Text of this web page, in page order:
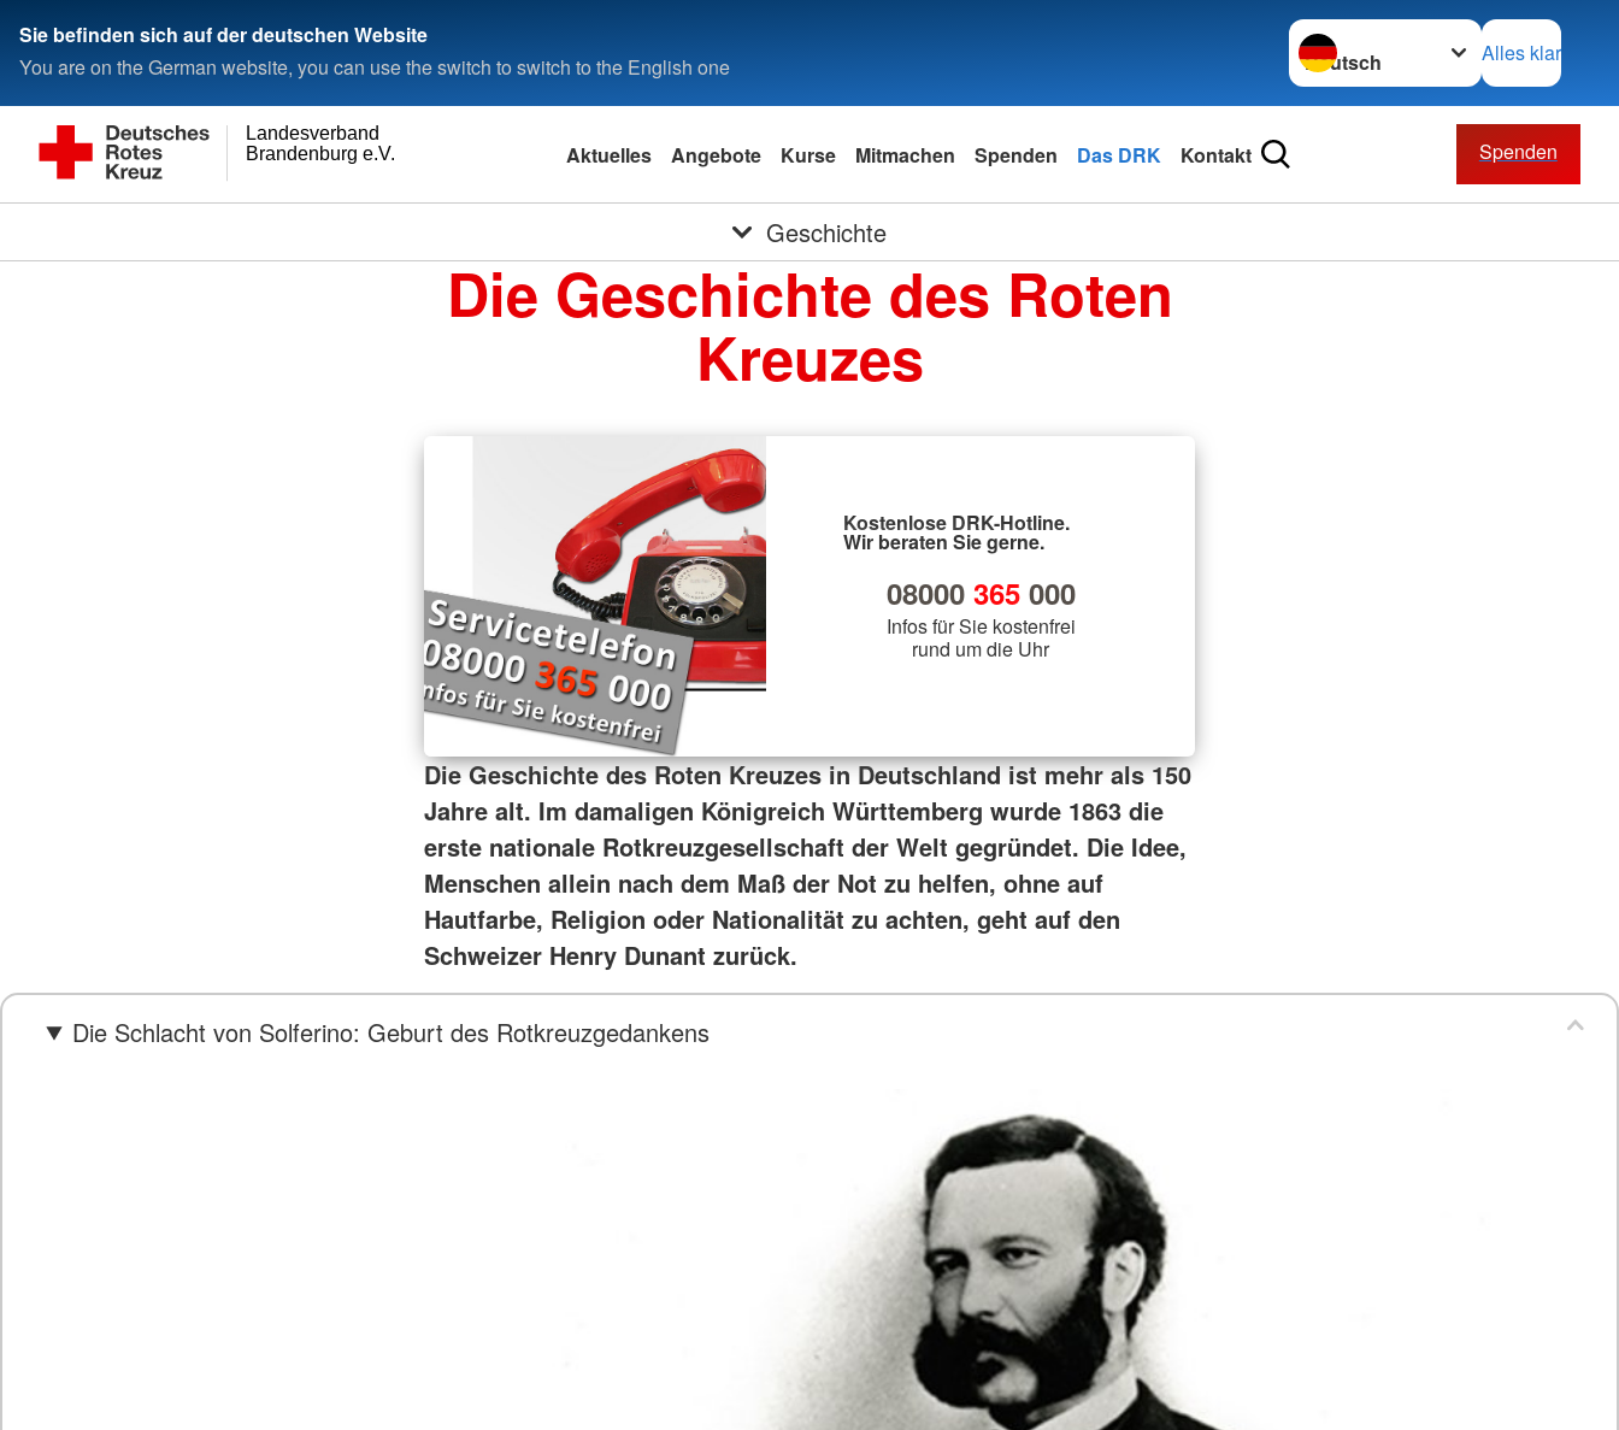
Sie befinden sich auf der deutschen Website
You are on the German website, you can use the switch to switch to the English one
Sprache wechseln zu
Alles klar
Brandenburg e.V.
Landesverband
Aktuelles Angebote Kurse Mitmachen Spenden Das DRK Kontakt Spenden
Geschichte
Die Geschichte des Roten
Kreuzes
Kostenlose DRK-Hotline.
Wir beraten Sie gerne.
08000 365000
Infos für Sie kostenfrei
rund um die Uhr
Die Geschichte des Roten Kreuzes in Deutschland ist mehr als 150
Jahre alt. Im damaligen Königreich Württemberg wurde 1863 die
erste nationale Rotkreuzgesellschaft der Welt gegründet. Die Idee,
Menschen allein nach dem Maß der Not zu helfen, ohne auf
Hautfarbe, Religion oder Nationalität zu achten, geht auf den
Schweizer Henry Dunant zurück.
Die Schlacht von Solferino: Geburt des Rotkreuzgedankens